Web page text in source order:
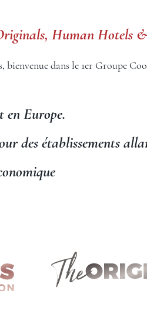
Human Hotels
dans le 1er Groupe
en Europe.
des établissements